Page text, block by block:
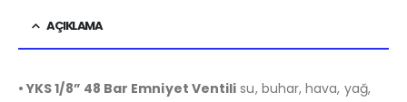
AÇIKLAMA
• YKS 1/8” 48 Bar Emniyet Ventili su, buhar, hava, yağ,